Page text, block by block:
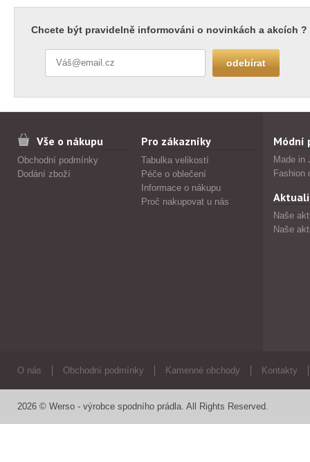
Chcete být pravidelně informováni o novinkách a akcích ?
Vše o nákupu
Obchodní podmínky
Dodání zboží
Pro zákazníky
Tabulka velikostí
Péče o oblečení
Informace o nákupu
Proč nakupovat u nás
Módní
Made in
Fashion
Naše
Naše
O nás Obchodní podmínky Kamenné obchody Kontakty
2026 © Werso - výrobce spodního prádla. All Rights Reserved.